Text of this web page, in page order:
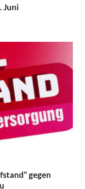
Juni
gegen